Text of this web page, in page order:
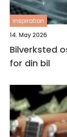
inspiration
14. May 2026
Bilverksted
for din bil